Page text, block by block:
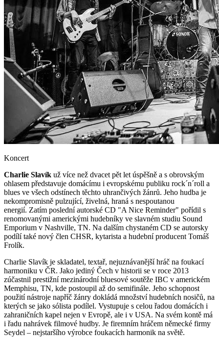
Koncert
Charlie Slavík už více než dvacet pět let úspěšně a s obrovským
ohlasem představuje domácímu i evropskému publiku rock´n´roll a
blues ve všech odstínech těchto uhrančivých žánrů. Jeho hudba je
nekompromisně pulzující, živelná, hraná s nespoutanou
energií. Zatím poslední autorské CD "A Nice Reminder" pořídil s
renomovanými americkými hudebníky ve slavném studiu Sound
Emporium v Nashville, TN. Na dalším chystaném CD se autorsky
podílí také nový člen CHSR, kytarista a hudební producent Tomáš
Frolík.
Charlie Slavík je skladatel, textař, nejuznávanější hráč na foukací
harmoniku v ČR. Jako jediný Čech v historii se v roce 2013
zúčastnil prestižní mezinárodní bluesové soutěže IBC v americkém
Memphisu, TN, kde postoupil až do semifinále. Jeho schopnost
použití nástroje napříč žánry dokládá množství hudebních nosičů, na
kterých se jako sólista podílel. Vystupuje s celou řadou domácích i
zahraničních kapel nejen v Evropě, ale i v USA. Na svém kontě má
i řadu nahrávek filmové hudby. Je firemním hráčem německé firmy
Seydel – nejstaršího výrobce foukacích harmonik na světě.